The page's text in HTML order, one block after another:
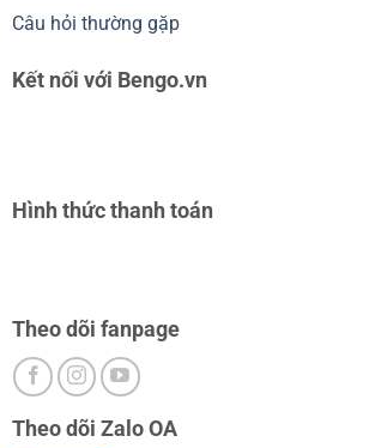
Câu hỏi thường gặp
Kết nối với Bengo.vn
Hình thức thanh toán
Theo dõi fanpage
Theo dõi Zalo OA